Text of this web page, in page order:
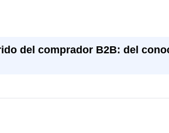
del comprador B2B: del